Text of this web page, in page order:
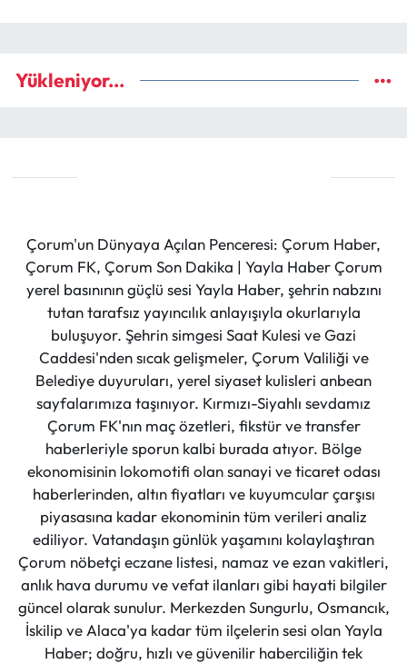
Yükleniyor...
Çorum'un Dünyaya Açılan Penceresi: Çorum Haber,
Çorum FK, Çorum Son Dakika | Yayla Haber Çorum
yerel basınının güçlü sesi Yayla Haber, şehrin nabzını
tutan tarafsız yayıncılık anlayışıyla okurlarıyla
buluşuyor. Şehrin simgesi Saat Kulesi ve Gazi
Caddesi'nden sıcak gelişmeler, Çorum Valiliği ve
Belediye duyuruları, yerel siyaset kulisleri anbean
sayfalarımıza taşınıyor. Kırmızı-Siyahlı sevdamız
Çorum FK'nın maç özetleri, fikstür ve transfer
haberleriyle sporun kalbi burada atıyor. Bölge
ekonomisinin lokomotifi olan sanayi ve ticaret odası
haberlerinden, altın fiyatları ve kuyumcular çarşısı
piyasasına kadar ekonominin tüm verileri analiz
ediliyor. Vatandaşın günlük yaşamını kolaylaştıran
Çorum nöbetçi eczane listesi, namaz ve ezan vakitleri,
anlık hava durumu ve vefat ilanları gibi hayati bilgiler
güncel olarak sunulur. Merkezden Sungurlu, Osmancık,
İskilip ve Alaca'ya kadar tüm ilçelerin sesi olan Yayla
Haber; doğru, hızlı ve güvenilir haberciliğin tek